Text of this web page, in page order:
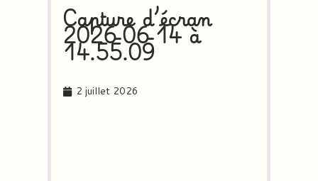
Capture d’écran
2026-06-14 à
14.55.09
2 juillet 2026